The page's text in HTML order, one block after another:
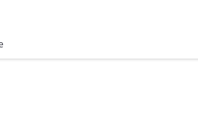
fins de statistiques d'audience, ainsi